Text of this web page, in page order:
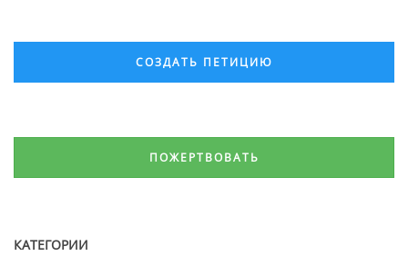
СОЗДАТЬ ПЕТИЦИЮ
ПОЖЕРТВОВАТЬ
КАТЕГОРИИ